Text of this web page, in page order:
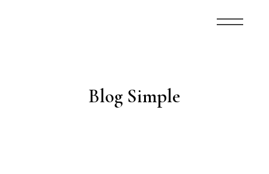
Blog Simple